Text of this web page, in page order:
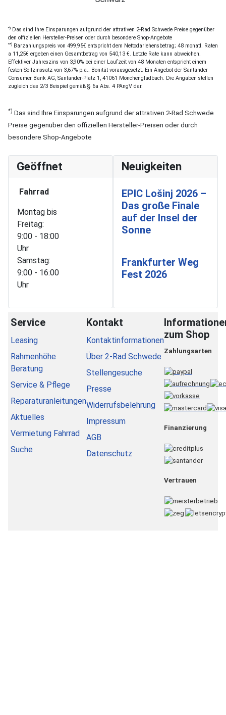
*) Das sind Ihre Einsparungen aufgrund der attrativen 2-Rad Schwede Preise gegenüber
den offiziellen Hersteller-Preisen oder durch besondere Shop-Angebote
**) Barzahlungspreis von 499,95€ entspricht dem Nettodarlehensbetrag; 48 monatl. Raten
a 11,25€ ergeben einen Gesamtbetrag von 540,13 €. Letzte Rate kann abweichen.
Effektiver Jahreszins von 3,90% bei einer Laufzeit von 48 Monaten entspricht einem
festen Sollzinssatz von 3,67% p.a.. Bonität vorausgesetzt. Ein Angebot der Santander
Consumer Bank AG, Santander-Platz 1, 41061 Mönchengladbach. Die Angaben stellen
zugleich das 2/3 Beispiel gemäß § 6a Abs. 4 PAngV dar.
*) Das sind Ihre Einsparungen aufgrund der attrativen 2-Rad Schwede
Preise gegenüber den offiziellen Hersteller-Preisen oder durch
besondere Shop-Angebote
Geöffnet
Fahrrad
Montag bis
Freitag:
9:00 - 18:00
Uhr
Samstag:
9:00 - 16:00
Uhr
Neuigkeiten
EPIC Lošinj 2026 –
Das große Finale
auf der Insel der
Sonne
Frankfurter Weg
Fest 2026
Service
Leasing
Rahmenhöhe
Beratung
Service & Pflege
Reparaturanleitungen
Aktuelles
Vermietung Fahrrad
Suche
Kontakt
Kontaktinformationen
Über 2-Rad Schwede
Stellengesuche
Presse
Widerrufsbelehrung
Impressum
AGB
Datenschutz
zum Shop
Zahlungsarten
Finanzierung
Vertrauen